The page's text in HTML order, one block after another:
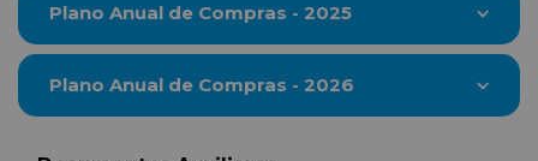
Plano Anual de Compras - 2025
Plano Anual de Compras - 2026